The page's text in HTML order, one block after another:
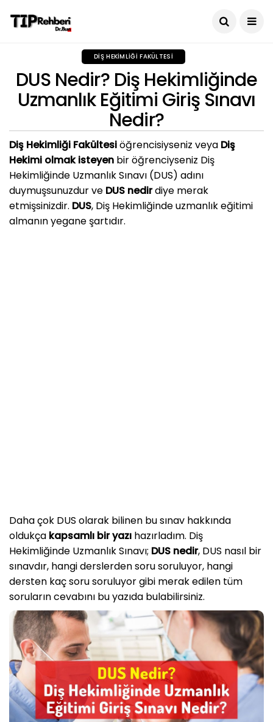
DIŞ HEKIMLIĞI FAKÜLTESI
DUS Nedir? Diş Hekimliğinde
Uzmanlık Eğitimi Giriş Sınavı
Nedir?
Diş Hekimliği Fakültesiöğrencisiyseniz veya Diş
Hekimi olmak isteyen bir öğrenciyseniz Diş
Hekimliğinde Uzmanlık Sınavı (DUS) adını
duymuşsunuzdur ve DUS nedirdiye merak
etmişsinizdir. DUS, Diş Hekimliğinde uzmanlık eğitimi
almanın yegane şartıdır.
Daha çok DUS olarak bilinen bu sınav hakkında
oldukça kapsamlı bir yazı hazırladım. Diş
Hekimliğinde Uzmanlık Sınavı; DUS nedir, DUS nasıl bir
sınavdır, hangi derslerden soru soruluyor, hangi
dersten kaç soru soruluyor gibi merak edilen tüm
soruların cevabını bu yazıda bulabilirsiniz.